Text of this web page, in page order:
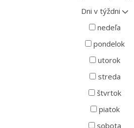
Dni v týždni
nedeľa
pondelok
utorok
streda
štvrtok
piatok
sobota